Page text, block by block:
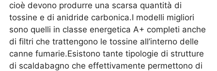
cioè devono produrre una scarsa quantità di
tossine e di anidride carbonica.I modelli migliori
sono quelli in classe energetica A+ completi anche
di filtri che trattengono le tossine all’interno delle
canne fumarie.Esistono tante tipologie di strutture
di scaldabagno che effettivamente permettono di